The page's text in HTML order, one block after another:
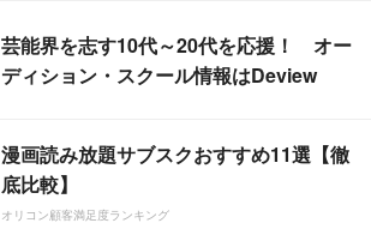
芸能界を志す10代～20代を応援！ オー
ディション・スクール情報はDeview
漫画読み放題サブスクおすすめ11選【徹
底比較】
オリコン顧客満足度ランキング